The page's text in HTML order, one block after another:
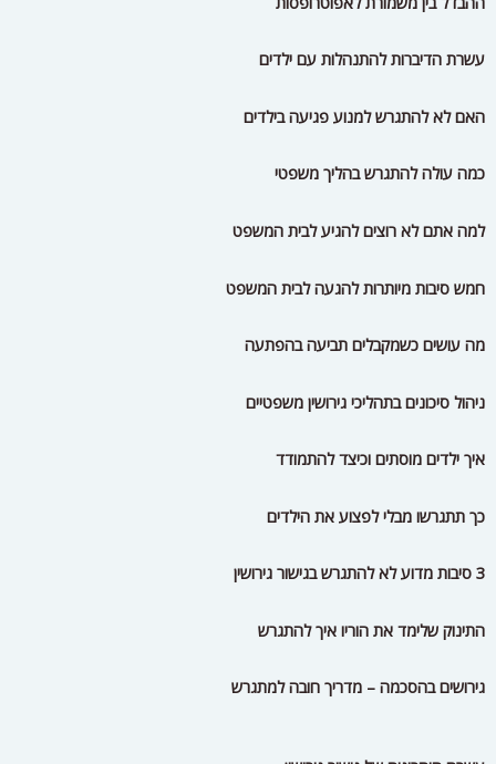
חמש סיבות מיותרות להגעה לבית המשפט
מה עושים כשמקבלים תביעה בהפתעה
ניהול סיכונים בתהליכי גירושין משפטיים
איך ילדים מוסתים וכיצד להתמודד
כך תתגרשו מבלי לפצוע את הילדים
3 סיבות מדוע לא להתגרש בגישור גירושין
התינוק שלימד את הוריו איך להתגרש
גירושים בהסכמה – מדריך חובה למתגרש